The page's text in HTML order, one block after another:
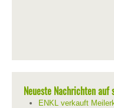
Neueste Nachrichten auf
ENKL verkauft